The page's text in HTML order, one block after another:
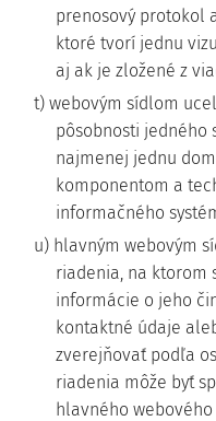
prenosový protokol
ktoré tvorí jednu
aj ak je zložené z
t) webovým sídlom
pôsobnosti jedného
najmenej jednu
komponentom a
informačného
u) hlavným webovým
riadenia, na ktorom
informácie o jeho
kontaktné údaje
zverejňovať podľa
riadenia môže byť
hlavného